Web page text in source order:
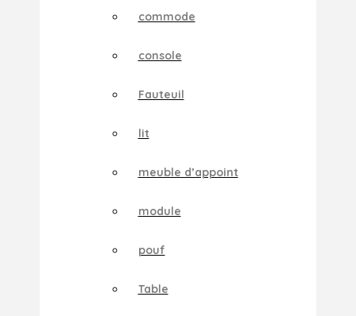
commode
console
Fauteuil
lit
meuble d’appoint
module
pouf
Table